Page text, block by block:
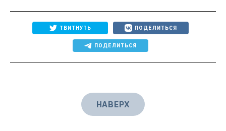
ТВИТНУТЬ ПОДЕЛИТЬСЯ
ПОДЕЛИТЬСЯ
НАВЕРХ